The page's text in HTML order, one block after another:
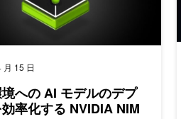
月 15 日
への AI モデルのデプ
率化する NVIDIA NIM